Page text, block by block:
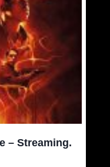
– Streaming.